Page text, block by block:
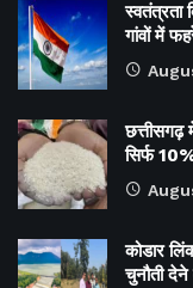
स्वतंत्रता
गांवों में
छत्तीसगढ़
सिर्फ
कोडार
चुनौती